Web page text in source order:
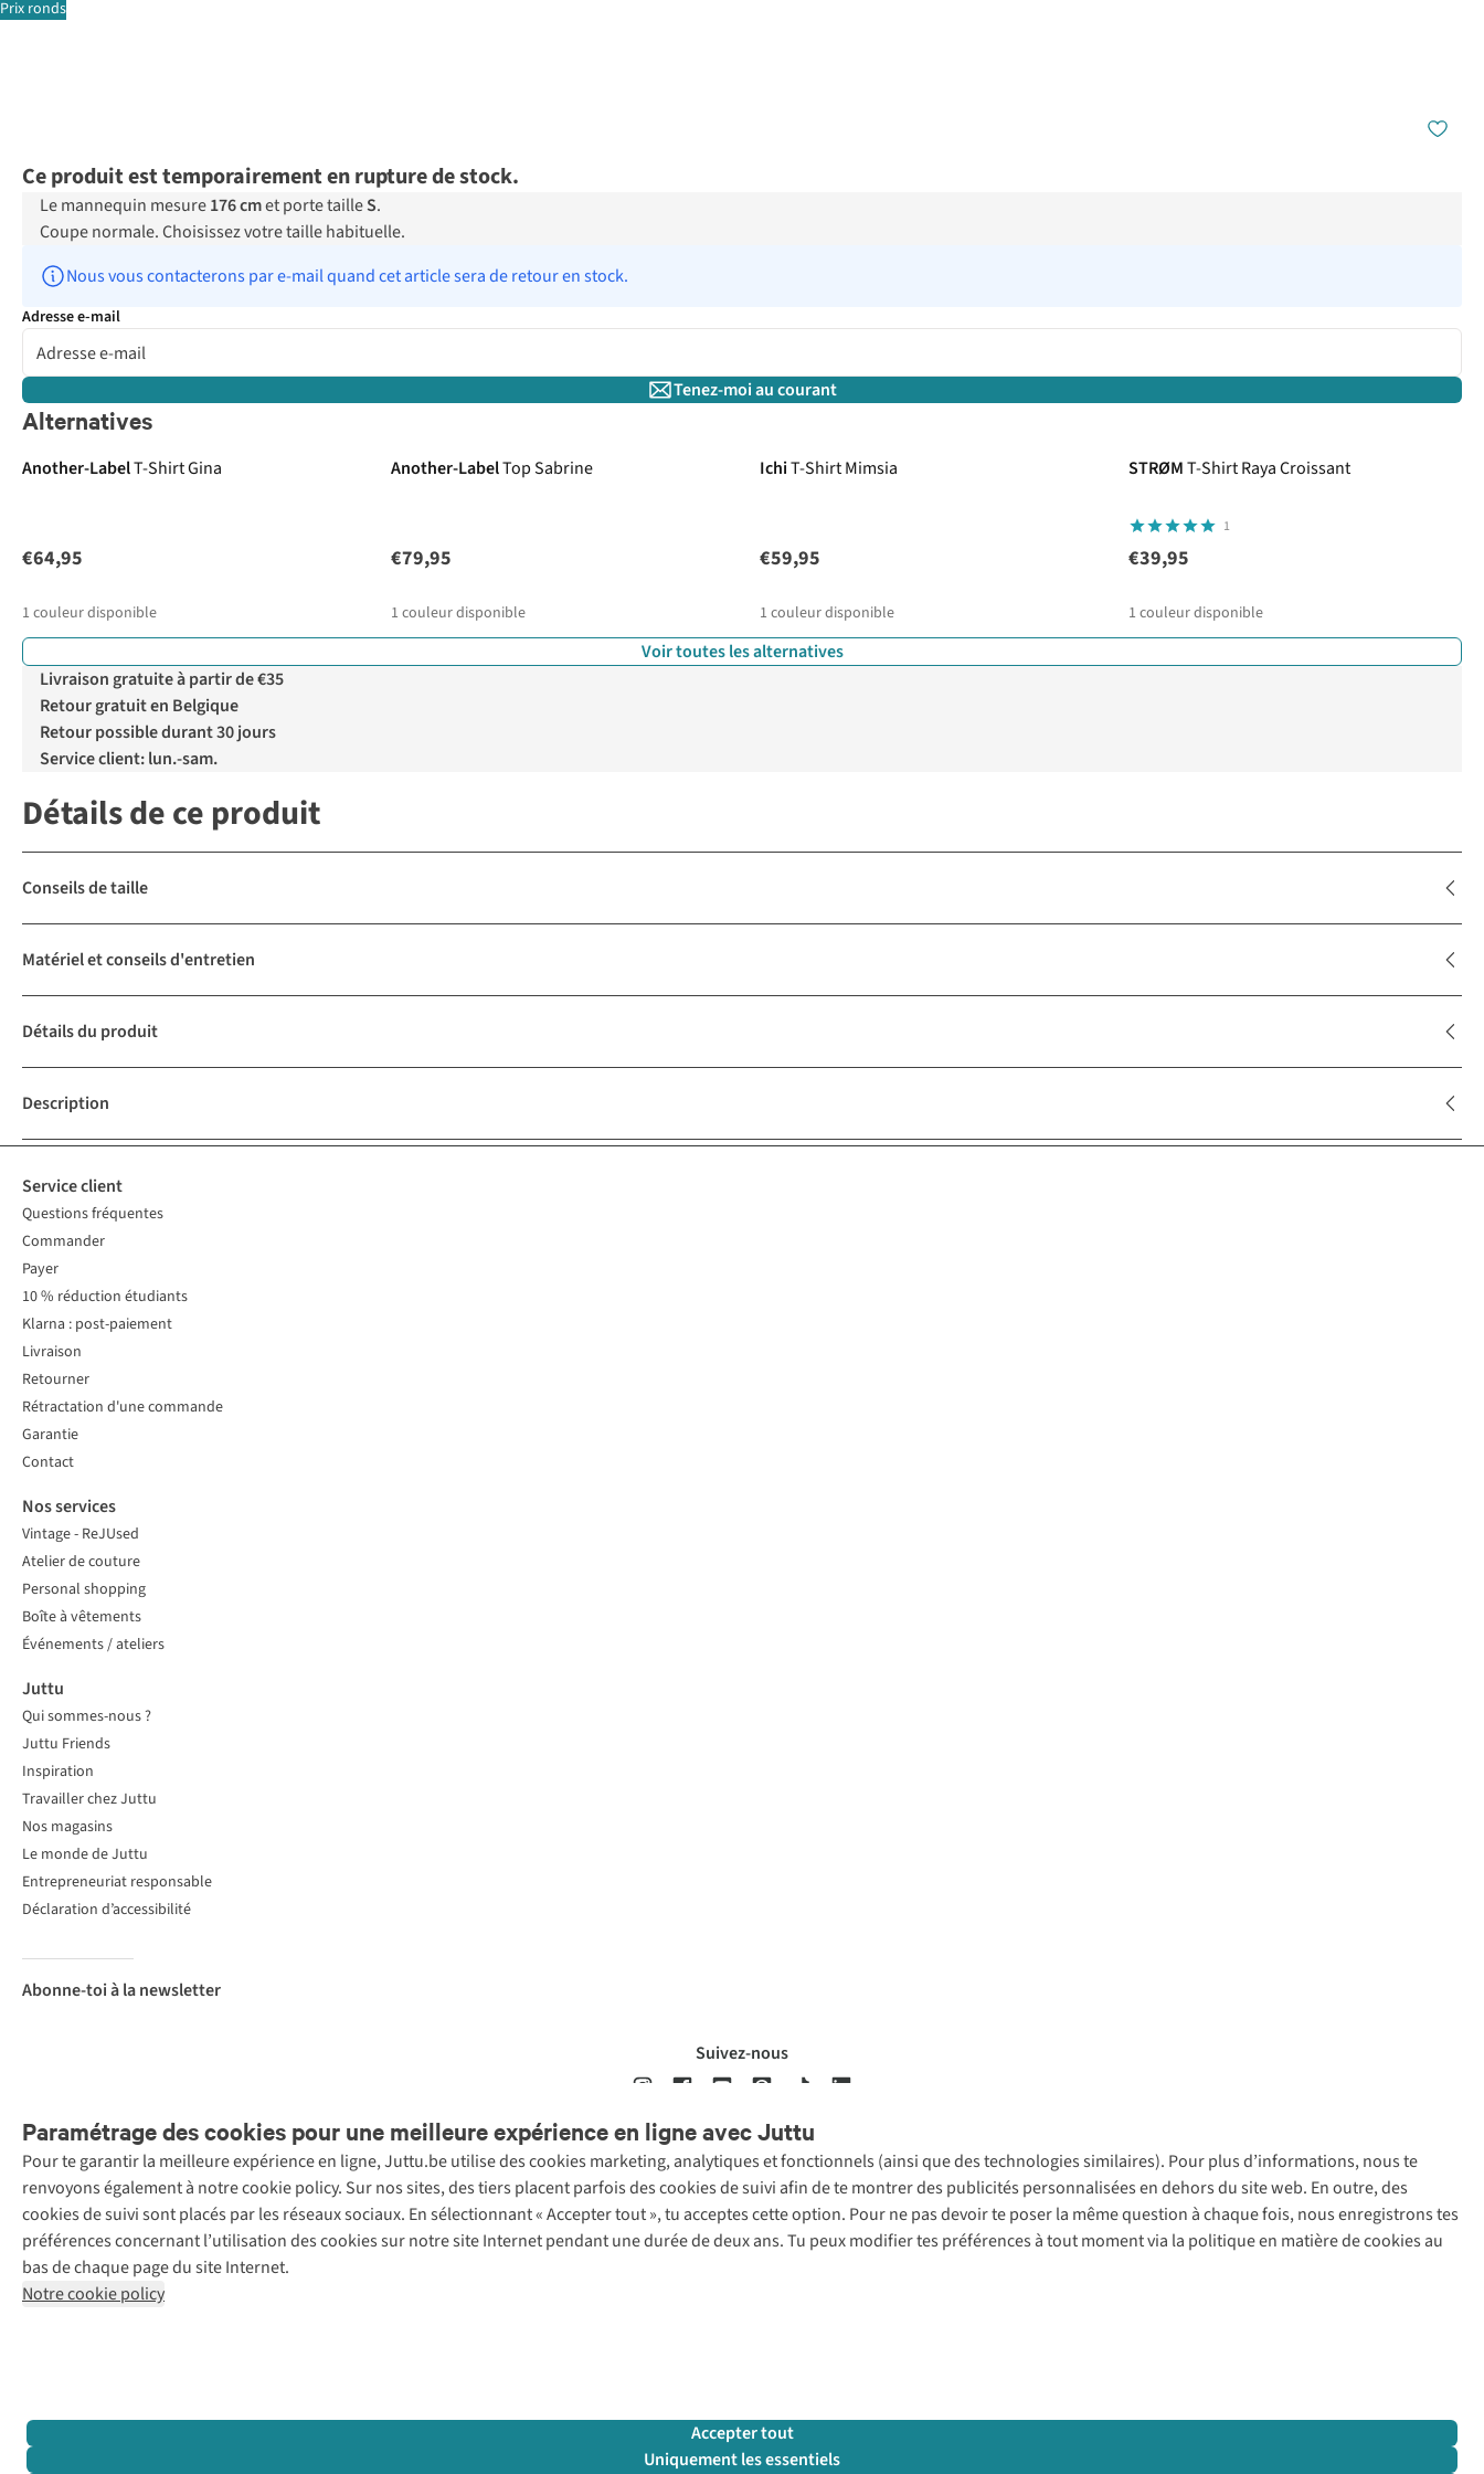
Prix ronds
Ce produit est temporairement en rupture de stock.
Le mannequin mesure176 cmet porte tailleS.
Coupe normale. Choisissez votre taille habituelle.
Nous vous contacterons par e-mail quand cet article sera de retour en stock.
Adresse e-mail
Tenez-moi au courant
Alternatives
Another-LabelT-Shirt Gina
€64,95
1 couleur disponible
Another-LabelTop Sabrine
€79,95
1 couleur disponible
IchiT-Shirt Mimsia
€59,95
1 couleur disponible
STRØMT-Shirt Raya Croissant
1
€39,95
1 couleur disponible
Voir toutes les alternatives
Livraison gratuite à partir de €35
Retour gratuit en Belgique
Retour possible durant 30 jours
Service client: lun.-sam.
Détails de ce produit
Conseils de taille
Matériel et conseils d'entretien
Détails du produit
Description
Paramétrage des cookies pour une meilleure expérience en ligne avec Juttu
Pour te garantir la meilleure expérience en ligne, Juttu.be utilise des cookies marketing, analytiques et fonctionnels (ainsi que des technologies similaires). Pour plus d’informations, nous te
renvoyons également à notre cookie policy. Sur nos sites, des tiers placent parfois des cookies de suivi afin de te montrer des publicités personnalisées en dehors du site web. En outre, des
cookies de suivi sont placés par les réseaux sociaux. En sélectionnant « Accepter tout », tu acceptes cette option. Pour ne pas devoir te poser la même question à chaque fois, nous enregistrons tes
préférences concernant l’utilisation des cookies sur notre site Internet pendant une durée de deux ans. Tu peux modifier tes préférences à tout moment via la politique en matière de cookies au
bas de chaque page du site Internet.
Notre cookie policy
Accepter tout
Uniquement les essentiels
Service client
Questions fréquentes
Commander
Payer
10 % réduction étudiants
Klarna : post-paiement
Livraison
Retourner
Rétractation d'une commande
Garantie
Contact
Nos services
Vintage - ReJUsed
Atelier de couture
Personal shopping
Boîte à vêtements
Événements / ateliers
Juttu
Qui sommes-nous ?
Juttu Friends
Inspiration
Travailler chez Juttu
Nos magasins
Le monde de Juttu
Entrepreneuriat responsable
Déclaration d’accessibilité
Abonne-toi à la newsletter
Suivez-nous
Mentions légales Politique de confidentialté Conditions générales Cookie policy
Retail Concepts
N.V.,
Smallandlaan
9, 2660
BTW BE
0416.762.280